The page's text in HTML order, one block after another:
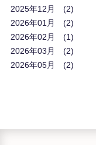
2025年12月
2
2026年01月
2
2026年02月
1
2026年03月
2
2026年05月
2